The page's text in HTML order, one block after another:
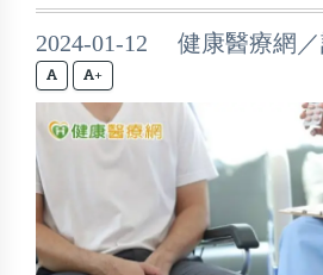
2024-01-12 健康醫療網
+